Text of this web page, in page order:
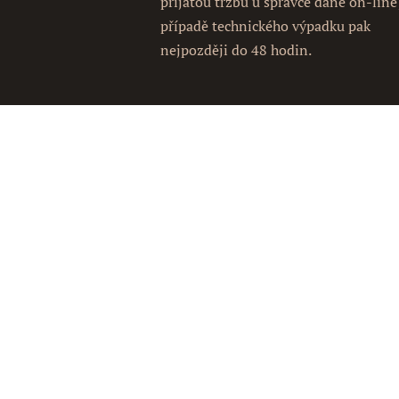
případě technického výpadku pak
nejpozději do 48 hodin.